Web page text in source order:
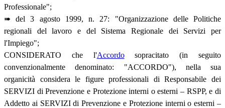
Professionale";
➠ del 3 agosto 1999, n. 27: "Organizzazione delle Politiche
regionali del lavoro e del Sistema Regionale dei Servizi per
l'Impiego";
CONSIDERATO che l'Accordosopracitato (in seguito
convenzionalmente denominato: "ACCORDO"), nella sua
organicità considera le figure professionali di Responsabile dei
SERVIZI di Prevenzione e Protezione interni o esterni – RSPP, e di
Addetto ai SERVIZI di Prevenzione e Protezione interni o esterni –